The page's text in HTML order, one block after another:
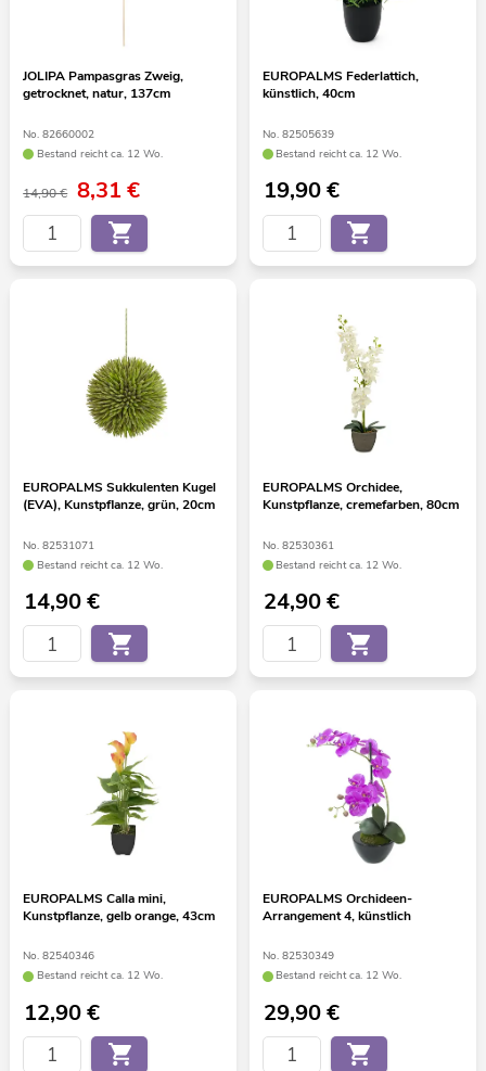
JOLIPA Pampasgras Zweig,
getrocknet, natur, 137cm
No. 82660002
Bestand reicht ca. 12 Wo.
14,90 € 8,31€
EUROPALMS Federlattich,
künstlich, 40cm
No. 82505639
Bestand reicht ca. 12 Wo.
19,90€
EUROPALMS Sukkulenten Kugel
(EVA), Kunstpflanze, grün, 20cm
No. 82531071
Bestand reicht ca. 12 Wo.
14,90€
EUROPALMS Orchidee,
Kunstpflanze, cremefarben, 80cm
No. 82530361
Bestand reicht ca. 12 Wo.
24,90€
EUROPALMS Calla mini,
Kunstpflanze, gelb orange, 43cm
No. 82540346
Bestand reicht ca. 12 Wo.
12,90€
EUROPALMS Orchideen-
Arrangement 4, künstlich
No. 82530349
Bestand reicht ca. 12 Wo.
29,90€